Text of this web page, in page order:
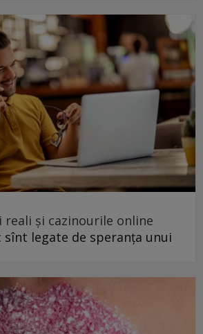
reali și cazinourile online
sînt legate de speranța unui